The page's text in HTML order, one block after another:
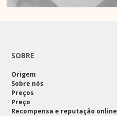
SOBRE
Origem
Sobre nós
Preços
Preço
Recompensa e reputação online